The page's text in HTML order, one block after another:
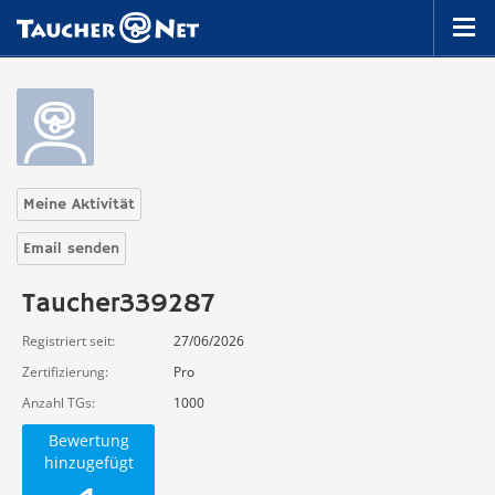
Meine Aktivität
Email senden
Taucher339287
Registriert seit
27/06/2026
Zertifizierung
Pro
Anzahl TGs
1000
Bewertung
hinzugefügt